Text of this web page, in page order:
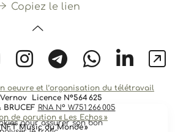
Copiez le lien
oeuvre et l’organisation du télétravail
Licence N°564 625
BRUCEF RNA N° W751 266 005
de parution « Les Echos »
NFT Music du Monde »
pour assurer son bon